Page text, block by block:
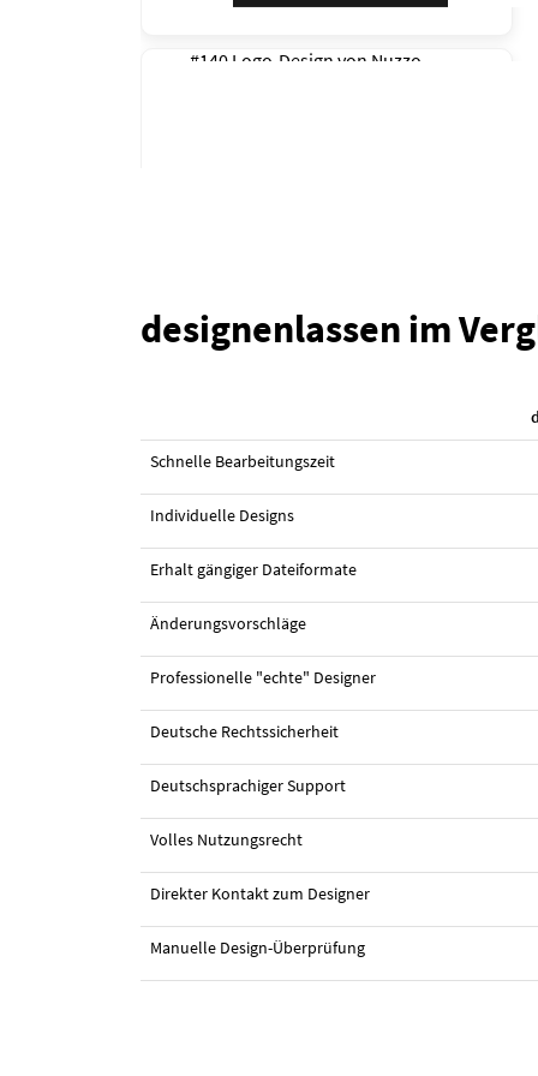
#140 Logo-Design von Nuzzo
#101 Logo-Design von
designenlassen im
Schnelle Bearbeitungszeit
Individuelle Designs
Erhalt gängiger Dateiformate
Änderungsvorschläge
Professionelle "echte" Designer
Deutsche Rechtssicherheit
Deutschsprachiger Support
Volles Nutzungsrecht
Direkter Kontakt zum Designer
Manuelle Design-Überprüfung